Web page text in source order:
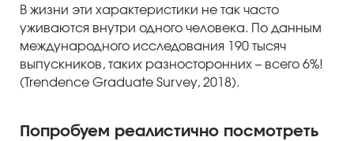
В жизни эти характеристики не так часто
уживаются внутри одного человека. По данным
международного исследования 190 тысяч
выпускников, таких разносторонних – всего 6%!
(Trendence Graduate Survey, 2018).
Попробуем реалистично посмотреть